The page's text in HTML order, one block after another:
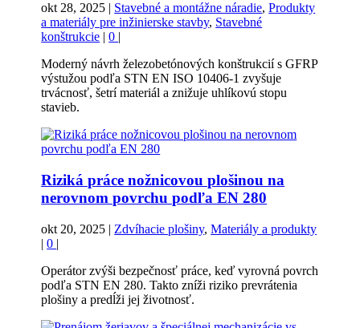
okt 28, 2025 | Stavebné a montážne náradie,Produkty
a materiály pre inžinierske stavby, Stavebné
konštrukcie |0 |
Moderný návrh železobetónových konštrukcií s GFRP
výstužou podľa STN EN ISO 10406-1 zvyšuje
trvácnosť, šetrí materiál a znižuje uhlíkovú stopu
stavieb.
Riziká práce nožnicovou plošinou na
nerovnom povrchu podľa EN 280
okt 20, 2025 | Zdvíhacie plošiny,Materiály a produkty
|0 |
Operátor zvýši bezpečnosť práce, keď vyrovná povrch
podľa STN EN 280. Takto zníži riziko prevrátenia
plošiny a predĺži jej životnosť.